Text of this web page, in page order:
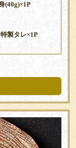
(40g)×1P
特製タレ×1P